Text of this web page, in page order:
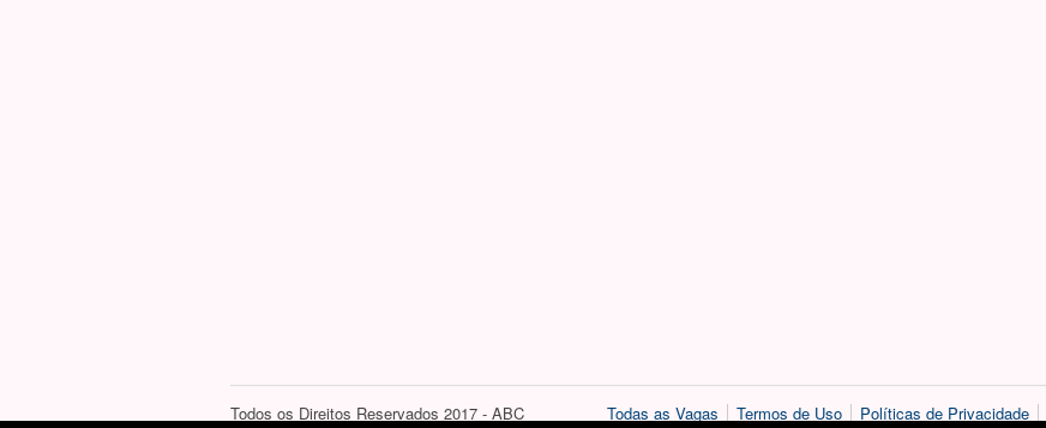
Todas as Vagas Termos de Uso Políticas de Privacidade
Todos os Direitos Reservados 2017 - ABC